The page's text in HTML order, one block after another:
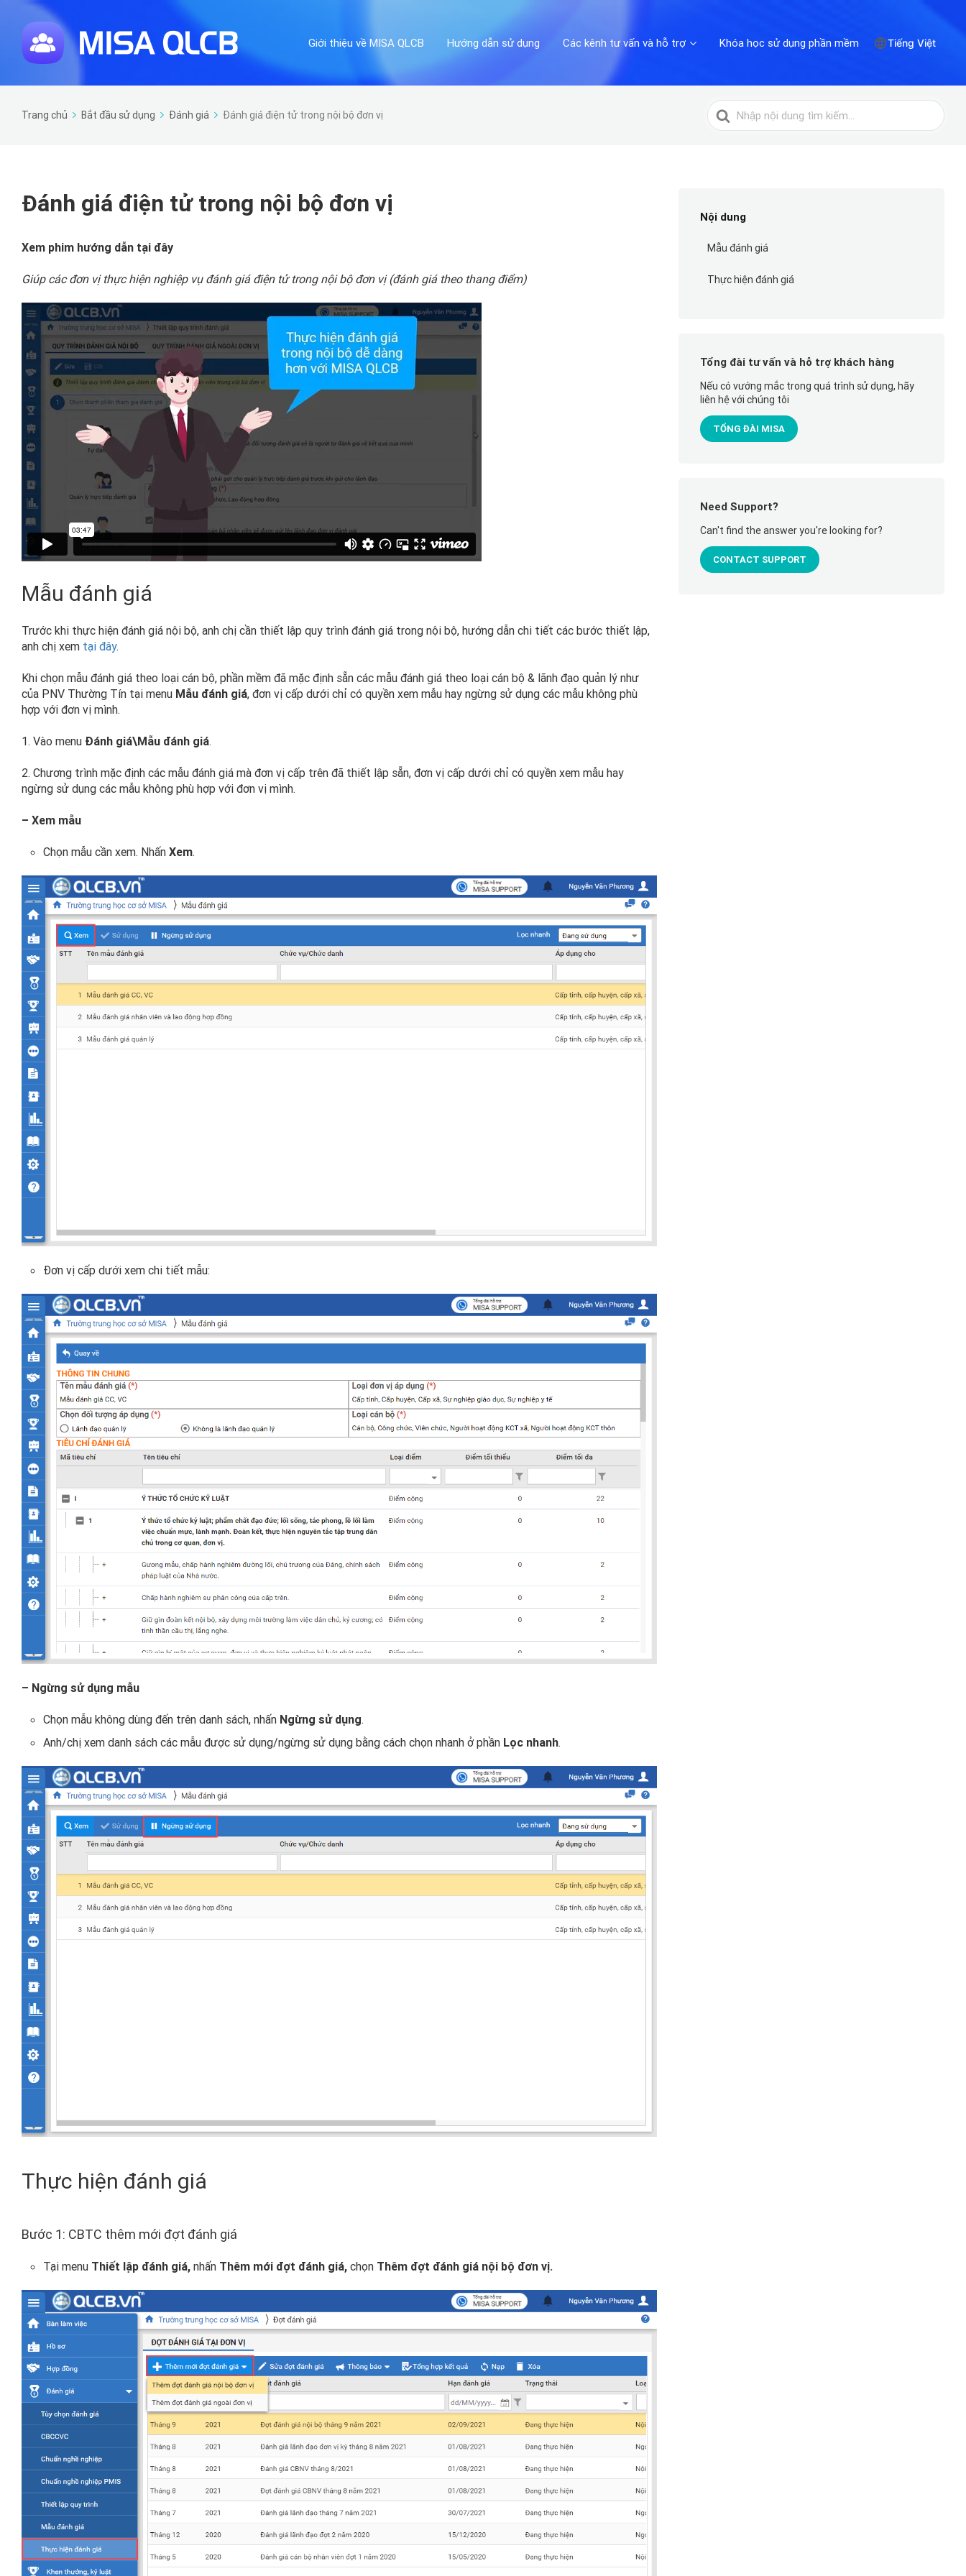
Giới thiệu về MISA QLCB Hướng dẫn sử dụng Các kênh tư vấn và hỗ trợ Khóa học sử dụng phần mềm Tiếng Việt
Trang chủ Bắt đầu sử dụng Đánh giá Đánh giá điện tử trong nội bộ đơn vị
Tìm
kiếm
Đánh giá điện tử trong nội bộ đơn vị
Xem phim hướng dẫn tại đây
Giúp các đơn vị thực hiện nghiệp vụ đánh giá điện tử trong nội bộ đơn vị (đánh giá theo thang điểm)
Mẫu đánh giá
Trước khi thực hiện đánh giá nội bộ, anh chị cần thiết lập quy trình đánh giá trong nội bộ, hướng dẫn chi tiết các bước thiết lập,
anh chị xem tại đây.
Khi chọn mẫu đánh giá theo loại cán bộ, phần mềm đã mặc định sẵn các mẫu đánh giá theo loại cán bộ & lãnh đạo quản lý như
của PNV Thường Tín tại menu Mẫu đánh giá, đơn vị cấp dưới chỉ có quyền xem mẫu hay ngừng sử dụng các mẫu không phù
hợp với đơn vị mình.
1. Vào menu Đánh giá\Mẫu đánh giá.
2. Chương trình mặc định các mẫu đánh giá mà đơn vị cấp trên đã thiết lập sẵn, đơn vị cấp dưới chỉ có quyền xem mẫu hay
ngừng sử dụng các mẫu không phù hợp với đơn vị mình.
– Xem mẫu
Chọn mẫu cần xem. Nhấn Xem.
Đơn vị cấp dưới xem chi tiết mẫu:
– Ngừng sử dụng mẫu
Chọn mẫu không dùng đến trên danh sách, nhấn Ngừng sử dụng.
Anh/chị xem danh sách các mẫu được sử dụng/ngừng sử dụng bằng cách chọn nhanh ở phần Lọc nhanh.
Thực hiện đánh giá
Bước 1: CBTC thêm mới đợt đánh giá
Tại menu Thiết lập đánh giá, nhấn Thêm mới đợt đánh giá, chọn Thêm đợt đánh giá nội bộ đơn vị.
Nội dung
Mẫu đánh giá
Thực hiện đánh giá
Tổng đài tư vấn và hỗ trợ khách hàng
Nếu có vướng mắc trong quá trình sử dụng, hãy
liên hệ với chúng tôi
TỔNG ĐÀI MISA
Need Support?
Can't find the answer you're looking for?
CONTACT SUPPORT